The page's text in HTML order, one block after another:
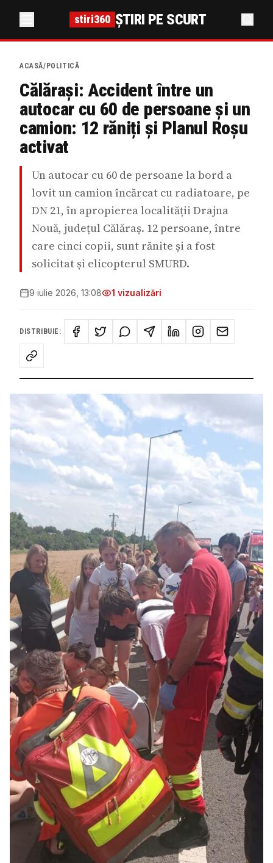
stiri360 ȘTIRI PE SCURT
ACASĂ/ POLITICĂ
Călărași: Accident între un
autocar cu 60 de persoane și un
camion: 12 răniți și Planul Roșu
activat
Un autocar cu 60 de persoane la bord a
lovit un camion încărcat cu radiatoare, pe
DN 21, în apropierea localității Drajna
Nouă, județul Călăraș. 12 persoane, între
care cinci copii, sunt rănite și a fost
solicitat și elicopterul SMURD.
9 iulie 2026, 13:08 1 vizualizări
DISTRIBUIE: